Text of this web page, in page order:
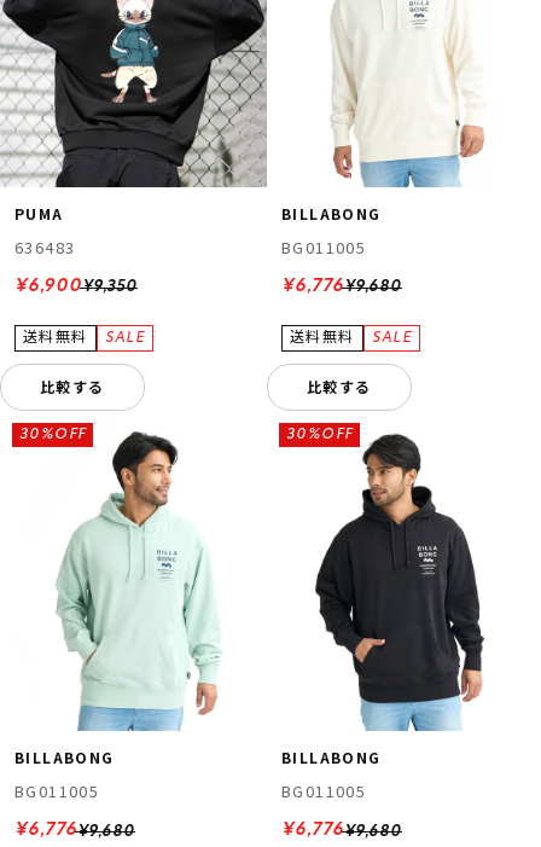
PUMA
636483
¥9,350
¥6,900
比較する
BILLABONG
BG011005
¥9,680
¥6,776
比較する
BILLABONG
BG011005
¥9,680
30%OFF
¥6,776
BILLABONG
BG011005
¥9,680
30%OFF
¥6,776